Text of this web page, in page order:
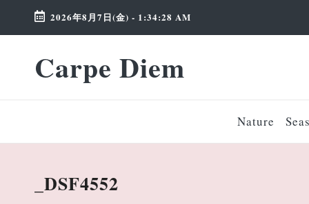
Skip
content
2026年8月7日(金) - 1:34:28 AM
Carpe Diem
Weekend
Wonderland
Nature
_DSF4552